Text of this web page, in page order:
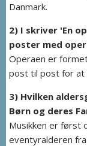
Danmark.
2) I skriver 'En
poster med
Operaen er
post til post for at
3) Hvilken
Børn og deres
Musikken er først
eventyralderen